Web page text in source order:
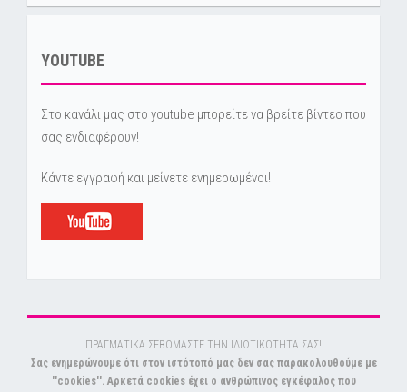
YOUTUBE
Στο κανάλι μας στο youtube μπορείτε να βρείτε βίντεο που
σας ενδιαφέρουν!
Κάντε εγγραφή και μείνετε ενημερωμένοι!
ΠΡΑΓΜΑΤΙΚΑ ΣΕΒΟΜΑΣΤΕ ΤΗΝ ΙΔΙΩΤΙΚΟΤΗΤΑ ΣΑΣ!
Σας ενημερώνουμε ότι στον ιστότοπό μας δεν σας παρακολουθούμε με
''cookies''. Αρκετά cookies έχει ο ανθρώπινος εγκέφαλος που